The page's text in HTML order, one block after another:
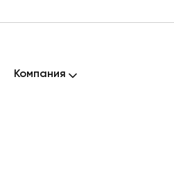
Компания